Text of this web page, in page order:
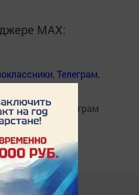
MАХ:
,Телеграм,
телеграм